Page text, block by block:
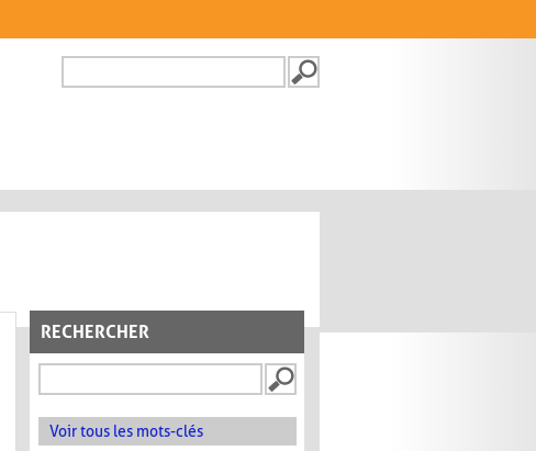
FORMULAIRE DE
RECHERCHER
Voir tous les mots-clés